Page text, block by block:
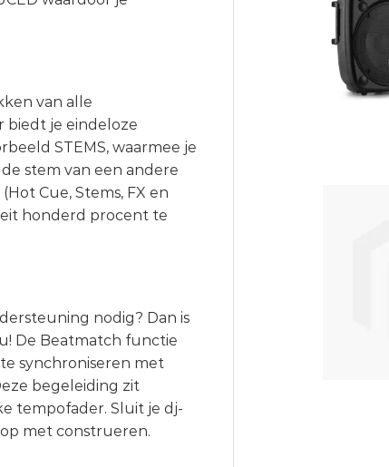
van alle
biedt je eindeloze
STEMS, waarmee je
stem van een andere
Cue, Stems, FX en
honderd procent te
nodig? Dan is
De Beatmatch functie
synchroniseren met
begeleiding zit
tempofader. Sluit je dj-
met construeren.